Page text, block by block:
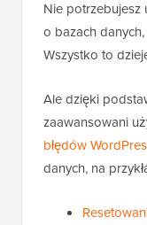
Nie potrzebujesz
o bazach danych,
Ale dzięki
zaawansowani
błędów